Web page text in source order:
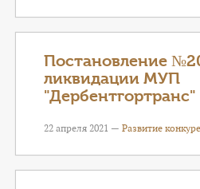
Постановление
ликвидации МУП
"Дербентгортранс"
22 апреля 2021 — Развитие